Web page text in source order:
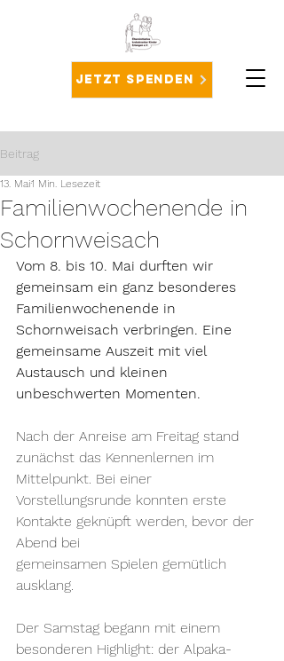
Jetzt spenden
Beitrag
Familienwochenende in
Schornweisach
13. Mai1 Min. Lesezeit
Vom 8. bis 10. Mai durften wir
gemeinsam ein ganz besonderes
Familienwochenende in
Schornweisach verbringen. Eine
gemeinsame Auszeit mit viel
Austausch und kleinen
unbeschwerten Momenten.
Nach der Anreise am Freitag stand
zunächst das Kennenlernen im
Mittelpunkt. Bei einer
Vorstellungsrunde konnten erste
Kontakte geknüpft werden, bevor der
Abend bei
gemeinsamen Spielen gemütlich
ausklang.
Der Samstag begann mit einem
besonderen Highlight: der Alpaka-